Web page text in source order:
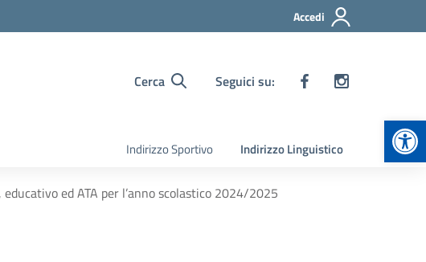
Accedi
Cerca Seguici su:
Indirizzo Sportivo Indirizzo Linguistico
ed ATA per l’anno scolastico 2024/2025